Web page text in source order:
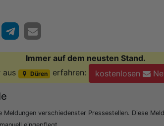
Immer auf dem neusten Stand.
aus
Düren erfahren: kostenlosen
Meldungen verschiedenster Pressestellen. Diese